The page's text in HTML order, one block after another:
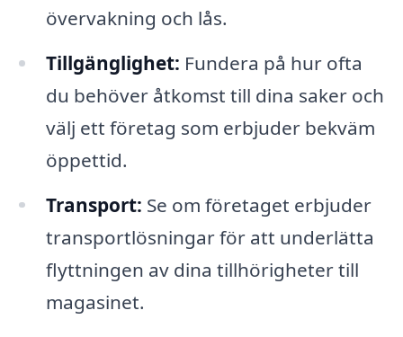
övervakning och lås.
Tillgänglighet: Fundera på hur ofta
du behöver åtkomst till dina saker och
välj ett företag som erbjuder bekväm
öppettid.
Transport: Se om företaget erbjuder
transportlösningar för att underlätta
flyttningen av dina tillhörigheter till
magasinet.